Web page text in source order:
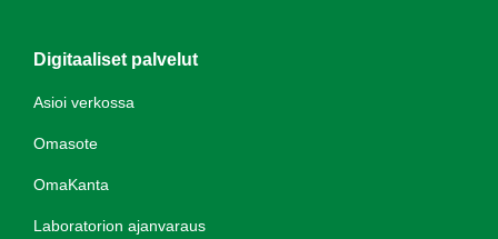
Digitaaliset palvelut
Asioi verkossa
Omasote
OmaKanta
Laboratorion ajanvaraus